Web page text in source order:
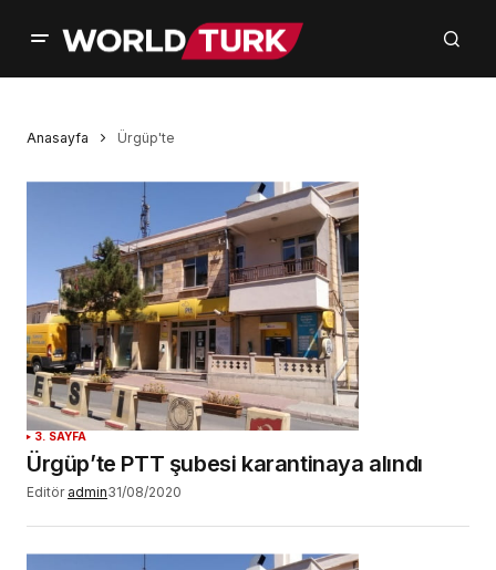
Anasayfa Ürgüp'te
3. SAYFA
Ürgüp’te PTT şubesi karantinaya alındı
Editör admin31/08/2020